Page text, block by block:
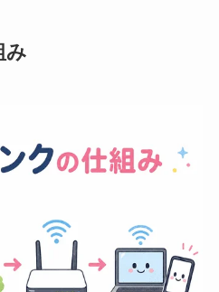
み